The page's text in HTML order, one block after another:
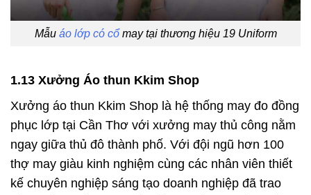
Mẫu áo lớp có cổmay tại thương hiệu 19 Uniform
1.13 Xưởng Áo thun Kkim Shop
Xưởng áo thun Kkim Shop là hệ thống may đo đồng
phục lớp tại Cần Thơ với xưởng may thủ công nằm
ngay giữa thủ đô thành phố. Với đội ngũ hơn 100
thợ may giàu kinh nghiệm cùng các nhân viên thiết
kế chuyên nghiệp sáng tạo doanh nghiệp đã trao